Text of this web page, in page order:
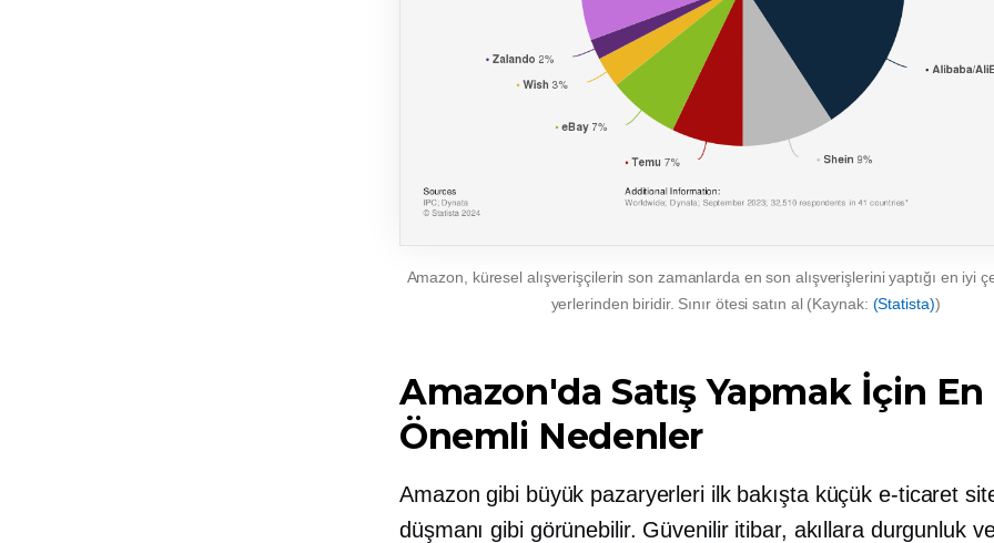
Amazon, küresel alışverişçilerin son zamanlarda en son alışverişlerini yaptığı en iyi
yerlerinden biridir. Sınır ötesi satın al (Kaynak: (Statista))
Amazon'da Satış Yapmak İçin En
Önemli Nedenler
Amazon gibi büyük pazaryerleri ilk bakışta küçük e-ticaret
düşmanı gibi görünebilir. Güvenilir itibar, akıllara durgunluk